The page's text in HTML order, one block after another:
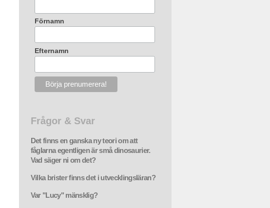
Förnamn
Efternamn
Frågor & Svar
Det finns en ganska ny teori om att
fåglarna egentligen är små dinosaurier.
Vad säger ni om det?
Vilka brister finns det i utvecklingsläran?
Var "Lucy" mänsklig?